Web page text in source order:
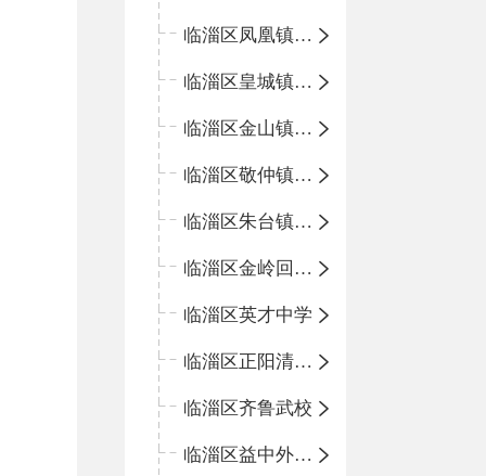
临淄区凤凰镇中心学校
临淄区皇城镇中心学校
临淄区金山镇中心学校
临淄区敬仲镇中心学校
临淄区朱台镇中心学校
临淄区金岭回族镇中心学校
临淄区英才中学
临淄区正阳清北实验学校
临淄区齐鲁武校
临淄区益中外语学校